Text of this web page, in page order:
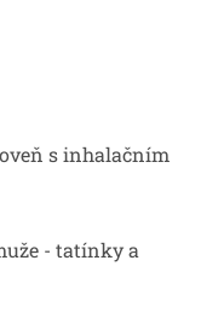
s inhalačním
- tatínky a